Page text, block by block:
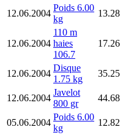
12.06.2004
Poids 6.00
kg
13.28
12.06.2004
110 m
haies
106.7
17.26
12.06.2004
Disque
1.75 kg
35.25
12.06.2004
Javelot
800 gr
44.68
05.06.2004
Poids 6.00
kg
12.82